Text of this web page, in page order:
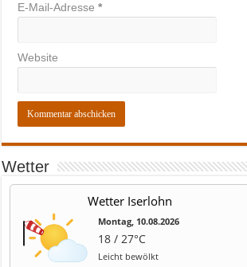
E-Mail-Adresse*
Website
Wetter
Wetter Iserlohn
Montag, 10.08.2026
18 / 27°C
Leicht bewölkt